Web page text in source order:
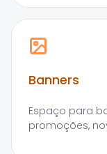
Banners
Espaço para
promoções,